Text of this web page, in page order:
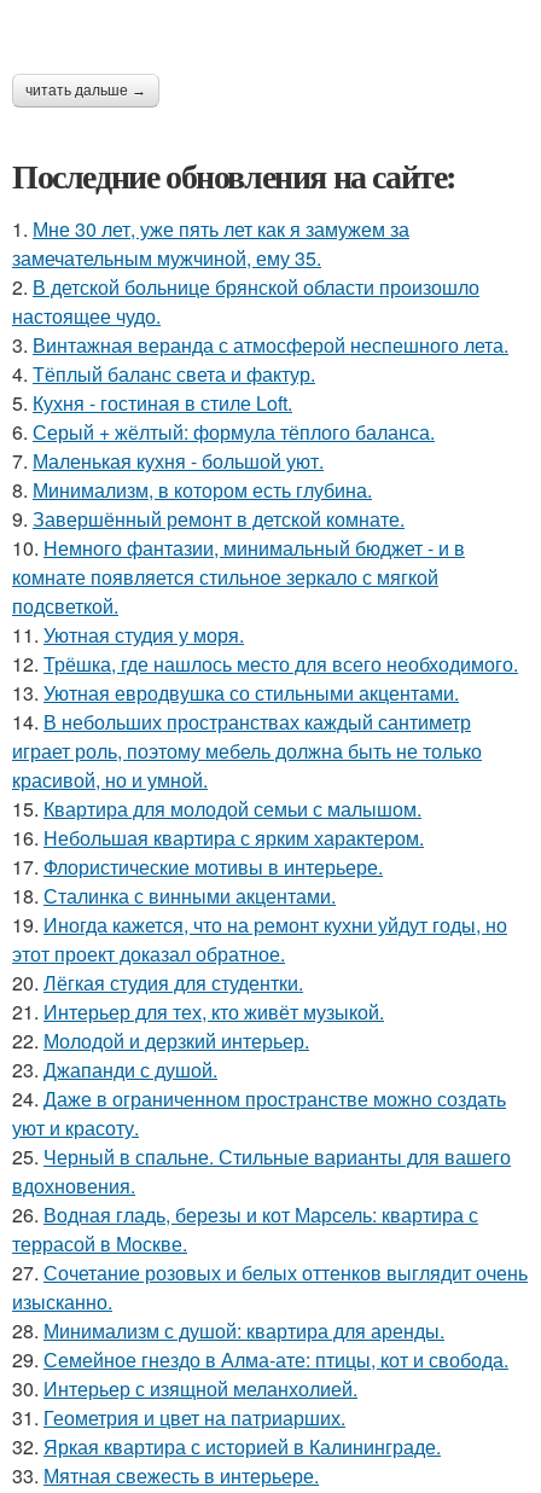
читать дальше →
Последние обновления на сайте:
1. Мне 30 лет, уже пять лет как я замужем за
замечательным мужчиной, ему 35.
2. В детской больнице брянской области произошло
настоящее чудо.
3. Винтажная веранда с атмосферой неспешного лета.
4. Тёплый баланс света и фактур.
5. Кухня - гостиная в стиле Loft.
6. Серый + жёлтый: формула тёплого баланса.
7. Маленькая кухня - большой уют.
8. Минимализм, в котором есть глубина.
9. Завершённый ремонт в детской комнате.
10. Немного фантазии, минимальный бюджет - и в
комнате появляется стильное зеркало с мягкой
подсветкой.
11. Уютная студия у моря.
12. Трёшка, где нашлось место для всего необходимого.
13. Уютная евродвушка со стильными акцентами.
14. В небольших пространствах каждый сантиметр
играет роль, поэтому мебель должна быть не только
красивой, но и умной.
15. Квартира для молодой семьи с малышом.
16. Небольшая квартира с ярким характером.
17. Флористические мотивы в интерьере.
18. Сталинка с винными акцентами.
19. Иногда кажется, что на ремонт кухни уйдут годы, но
этот проект доказал обратное.
20. Лёгкая студия для студентки.
21. Интерьер для тех, кто живёт музыкой.
22. Молодой и дерзкий интерьер.
23. Джапанди с душой.
24. Даже в ограниченном пространстве можно создать
уют и красоту.
25. Черный в спальне. Стильные варианты для вашего
вдохновения.
26. Водная гладь, березы и кот Марсель: квартира с
террасой в Москве.
27. Сочетание розовых и белых оттенков выглядит очень
изысканно.
28. Минимализм с душой: квартира для аренды.
29. Семейное гнездо в Алма-ате: птицы, кот и свобода.
30. Интерьер с изящной меланхолией.
31. Геометрия и цвет на патриарших.
32. Яркая квартира с историей в Калининграде.
33. Мятная свежесть в интерьере.